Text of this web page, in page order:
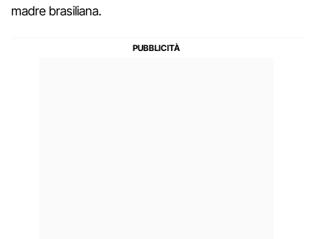
madre brasiliana.